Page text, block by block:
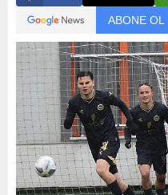
ABONE OL